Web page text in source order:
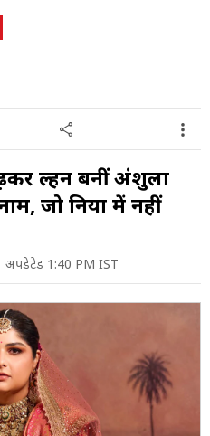
दुल्हन बनीं अंशुला
जो दुन‍िया में नहीं
अपडेटेड 1:40 PM IST